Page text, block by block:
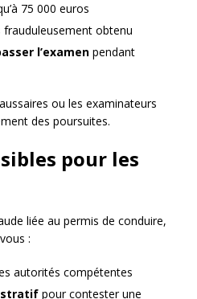
75 000 euros
frauduleusement obtenu
l’examen pendant
ou les examinateurs
des poursuites.
pour les
liée au permis de conduire,
:
autorités compétentes
pour contester une